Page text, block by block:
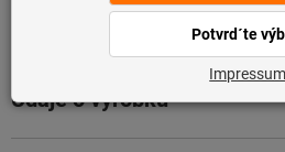
Přidat do seznamu přání
Údaje o výrobku